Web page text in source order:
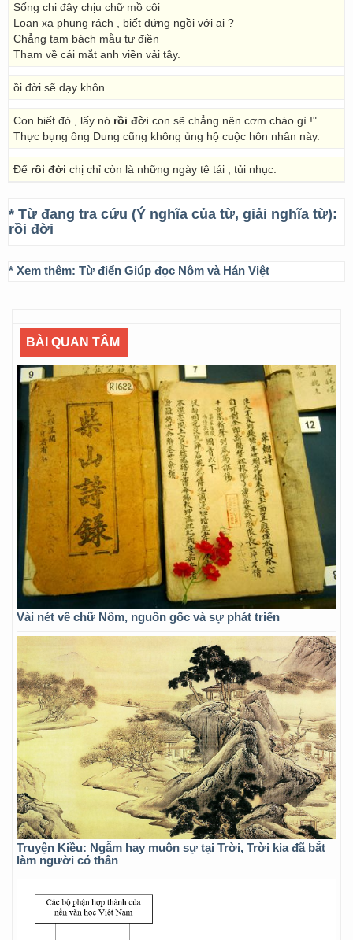
Sống chi đây chịu chữ mồ côi
Loan xa phụng rách , biết đứng ngồi với ai ?
Chẳng tam bách mẫu tư điền
Tham về cái mắt anh viền vải tây.
ồi đời sẽ dạy khôn.
Con biết đó , lấy nó rồi đời con sẽ chẳng nên cơm cháo gì !"…
Thực bụng ông Dung cũng không ủng hộ cuộc hôn nhân này.
Để rồi đời chị chỉ còn là những ngày tê tái , tủi nhục.
* Từ đang tra cứu (Ý nghĩa của từ, giải nghĩa từ):
rồi đời
* Xem thêm: Từ điển Giúp đọc Nôm và Hán Việt
BÀI QUAN TÂM
Vài nét về chữ Nôm, nguồn gốc và sự phát triển
Truyện Kiều: Ngẫm hay muôn sự tại Trời, Trời kia đã bắt
làm người có thân